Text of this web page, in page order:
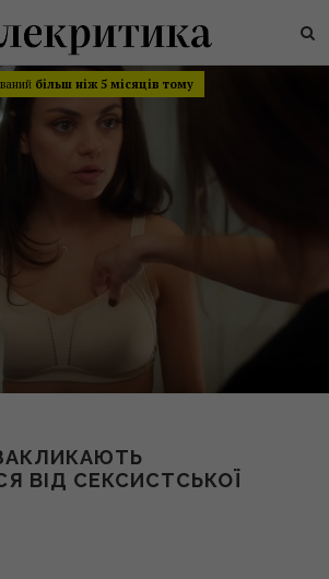
більш ніж 5 місяців тому
ВІД СЕКСИСТСЬКОЇ